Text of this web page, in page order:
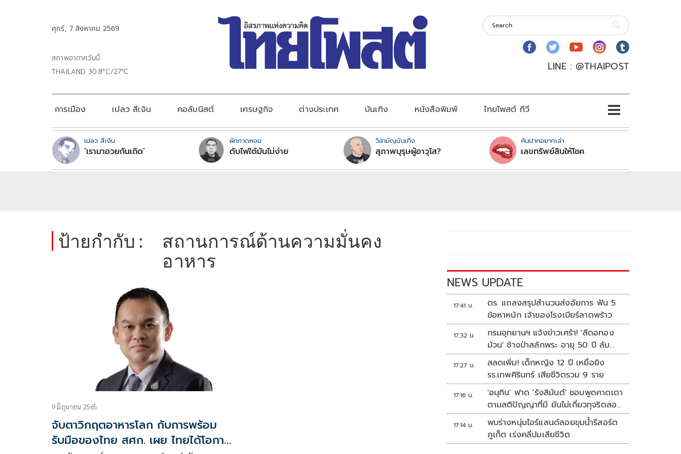
ศุกร์, 7 สิงหาคม 2569
สภาพอากาศวันนี้
THAILAND 30.8°C/27°C
LINE : @THAIPOST
การเมือง เปลว สีเงิน คอลัมนิสต์ เศรษฐกิจ ต่างประเทศ บันเทิง หนังสือพิมพ์ ไทยโพสต์ ทีวี
เปลว สีเงิน
‘เรามาอวยกันเถิด’
ผักกาดหอม
ดับไฟใต้มันไม่ง่าย
วิสามัญบันเทิง
สุภาพบุรุษผู้อาวุโส?
คันปากอยากเล่า
เลขทรัพย์สินให้โชค
ป้ายกำกับ :
สถานการณ์ด้านความมั่นคง
อาหาร
9 มิถุนายน 2565
จับตาวิกฤตอาหารโลก กับการพร้อม
รับมือของไทย สศก. เผย ไทยได้โอกาส
NEWS UPDATE
17:41 น.
ตร. แถลงสรุปสำนวนส่งอัยการ ฟัน 5
ข้อหาหนัก เจ้าของโรงเบียร์ลาดพร้าว
17:32 น.
กรมอุทยานฯ แจ้งข่าวเศร้า! 'สีดอทอง
ม้วน' ช้างป่าสลักพระ อายุ 50 ปี ล้ม
แล้ว
17:27 น.
สลดเพิ่ม! เด็กหญิง 12 ปี เหยื่อยิง
รร.เทพศิรินทร์ เสียชีวิตรวม 9 ราย
17:16 น.
'อนุทิน' ฟาด 'รังสิมันต์' ชอบพูดคาดเดา
ตามสติปัญญาที่มี ยันไม่เกี่ยวทุจริตสอบ
ท้องถิ่น
17:14 น.
พบร่างหนุ่มไอร์แลนด์ลอยขุมน้ำรีสอร์ต
ภูเก็ต เร่งคลี่ปมเสียชีวิต